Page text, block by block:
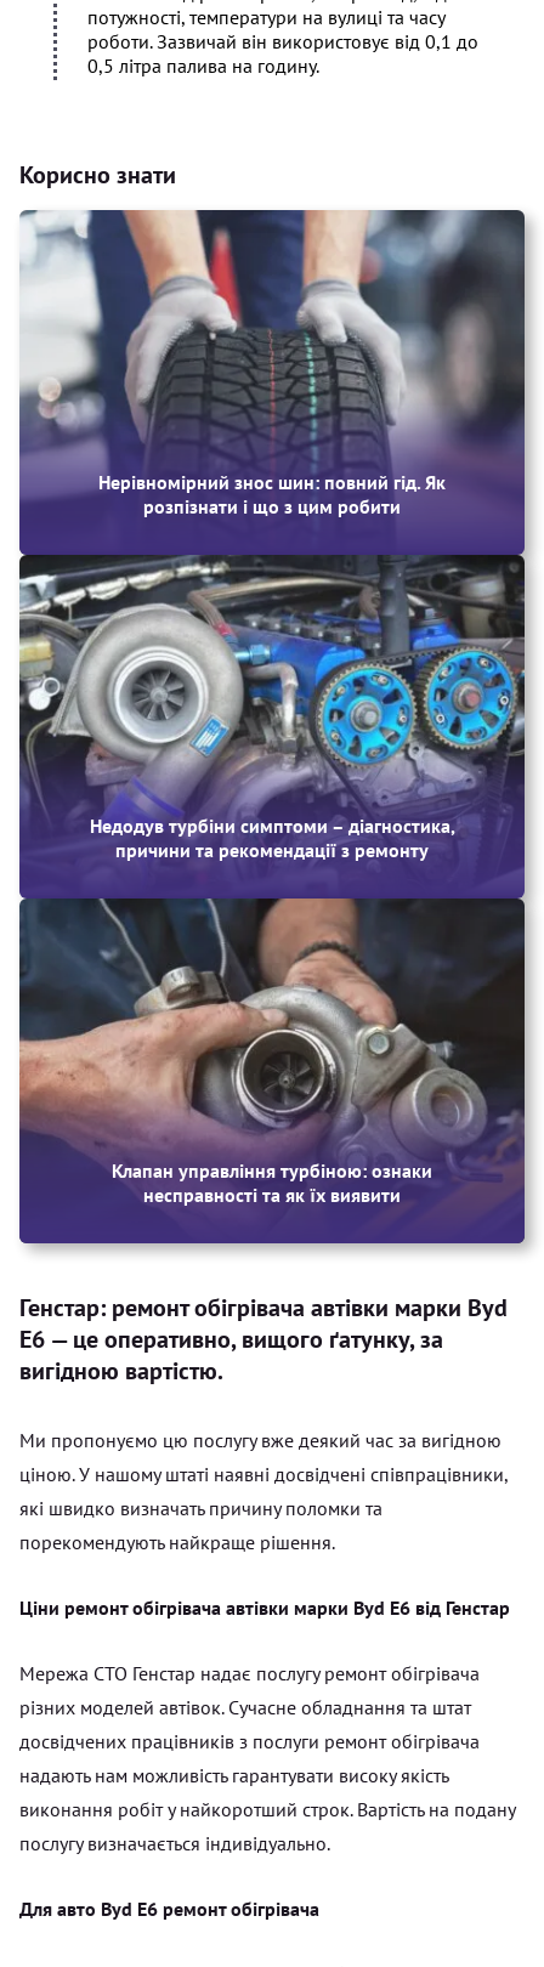
потужності, температури на вулиці та часу
роботи. Зазвичай він використовує від 0,1 до
0,5 літра палива на годину.
Корисно знати
Нерівномірний знос шин: повний гід. Як
розпізнати і що з цим робити
Недодув турбіни симптоми – діагностика,
причини та рекомендації з ремонту
Клапан управління турбіною: ознаки
несправності та як їх виявити
Генстар: ремонт обігрівача автівки марки Byd
E6 — це оперативно, вищого ґатунку, за
вигідною вартістю.
Ми пропонуємо цю послугу вже деякий час за вигідною
ціною. У нашому штаті наявні досвідчені співпрацівники,
які швидко визначать причину поломки та
порекомендують найкраще рішення.
Ціни ремонт обігрівача автівки марки Byd E6 від Генстар
Мережа СТО Генстар надає послугу ремонт обігрівача
різних моделей автівок. Сучасне обладнання та штат
досвідчених працівників з послуги ремонт обігрівача
надають нам можливість гарантувати високу якість
виконання робіт у найкоротший строк. Вартість на подану
послугу визначається індивідуально.
Для авто Byd E6 ремонт обігрівача